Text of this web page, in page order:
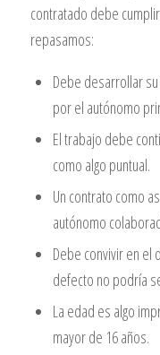
contratado debe
repasamos:
Debe desarrollar
por el autónomo
El trabajo debe
como algo puntual.
Un contrato como
autónomo
Debe convivir en el
defecto no podría
La edad es algo
mayor de 16 años.